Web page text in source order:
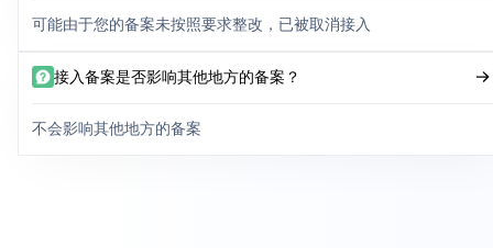
可能由于您的备案未按照要求整改，已被取消接入
接入备案是否影响其他地方的备案？
不会影响其他地方的备案